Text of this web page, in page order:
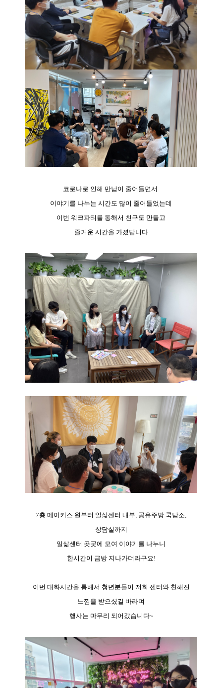
코로나로 인해 만남이 줄어들면서
이야기를 나누는 시간도 많이 줄어들었는데
이번 워크파티를 통해서 친구도 만들고
즐거운 시간을 가졌답니다
7층 메이커스 원부터 일삶센터 내부, 공유주방 쿡담소,
상담실까지
일삶센터 곳곳에 모여 이야기를 나누니
한시간이 금방 지나가더라구요!
이번 대화시간을 통해서 청년분들이 저희 센터와 친해진
느낌을 받으셨길 바라며
행사는 마무리 되어갔습니다~